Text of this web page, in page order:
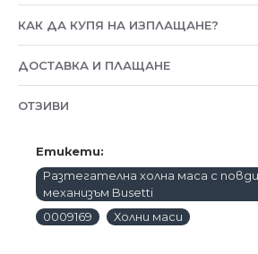
КАК ДА КУПЯ НА ИЗПЛАЩАНЕ?
ДОСТАВКА И ПЛАЩАНЕ
ОТЗИВИ
Етикети:
Разтегателна холна маса с
механизъм Busetti
0009169
Холни маси